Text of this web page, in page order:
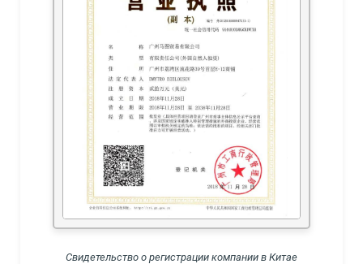
Свидетельство о регистрации компании в Китае